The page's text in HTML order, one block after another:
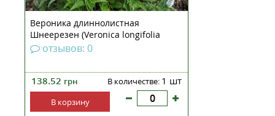
Вероника длиннолистная
Шнеерезен (Veronica longifolia
Schneeriesin)
отзывов: 0
138.52 грн В количестве: 1 шт
В корзину